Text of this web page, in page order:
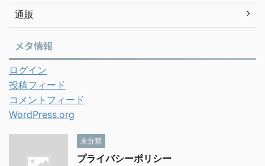
通販
メタ情報
ログイン
投稿フィード
コメントフィード
WordPress.org
未分類
プライバシーポリシー